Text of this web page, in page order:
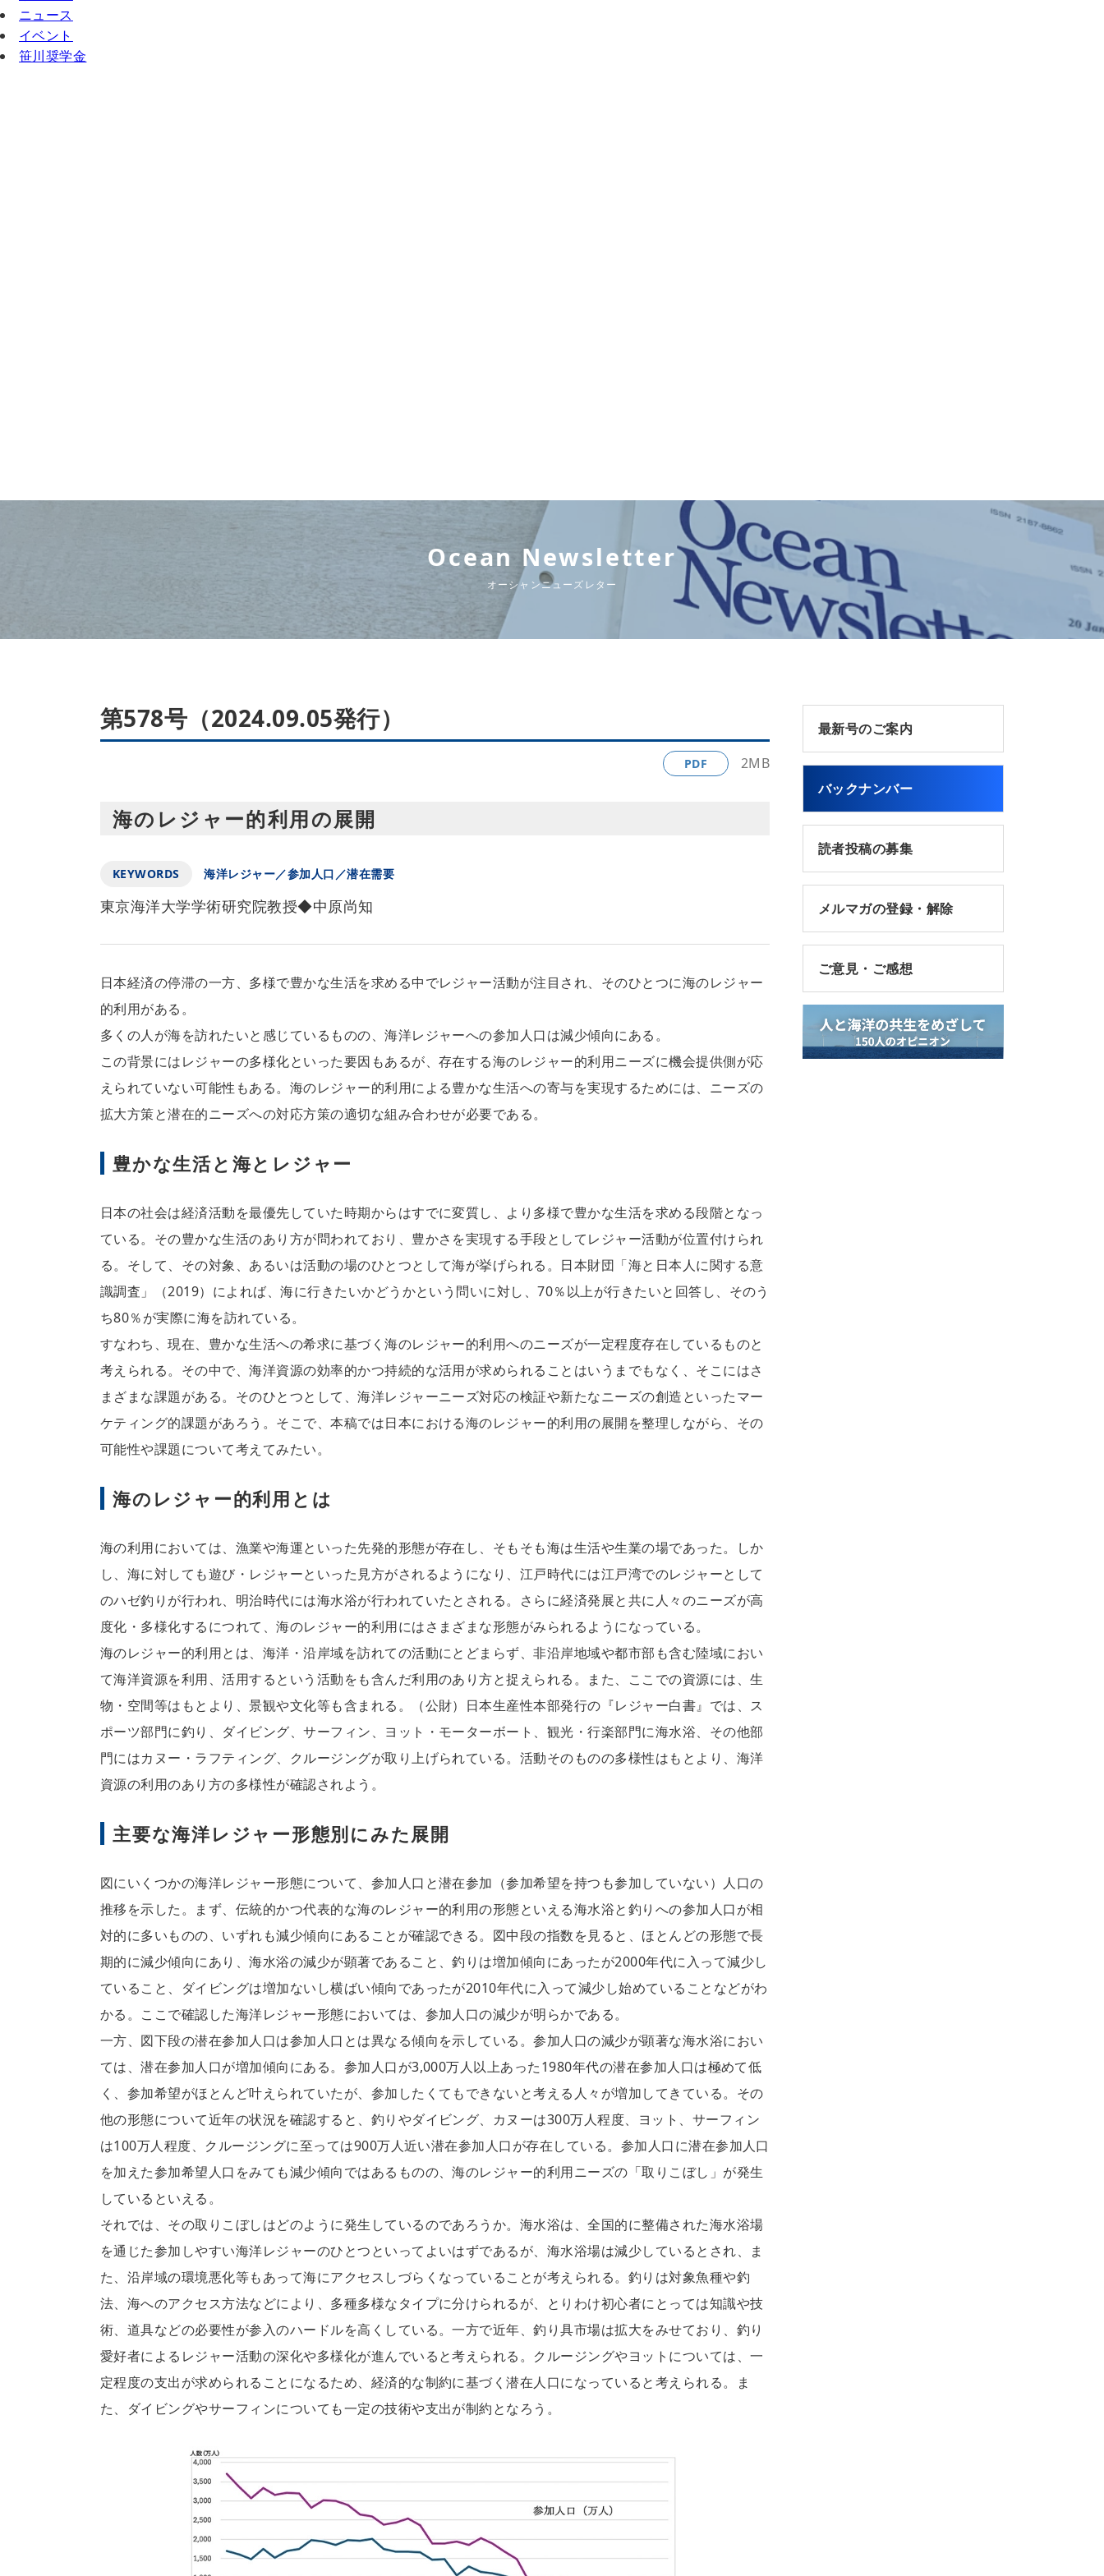
ニュース
イベント
笹川奨学金
Ocean Newsletter
オーシャンニューズレター
第578号（2024.09.05発行）
PDF 2MB
海のレジャー的利用の展開
KEYWORDS 海洋レジャー／参加人口／潜在需要
東京海洋大学学術研究院教授◆中原尚知
日本経済の停滞の一方、多様で豊かな生活を求める中でレジャー活動が注目され、そのひとつに海のレジャー
的利用がある。
多くの人が海を訪れたいと感じているものの、海洋レジャーへの参加人口は減少傾向にある。
この背景にはレジャーの多様化といった要因もあるが、存在する海のレジャー的利用ニーズに機会提供側が応
えられていない可能性もある。海のレジャー的利用による豊かな生活への寄与を実現するためには、ニーズの
拡大方策と潜在的ニーズへの対応方策の適切な組み合わせが必要である。
豊かな生活と海とレジャー
日本の社会は経済活動を最優先していた時期からはすでに変質し、より多様で豊かな生活を求める段階となっ
ている。その豊かな生活のあり方が問われており、豊かさを実現する手段としてレジャー活動が位置付けられ
る。そして、その対象、あるいは活動の場のひとつとして海が挙げられる。日本財団「海と日本人に関する意
識調査」（2019）によれば、海に行きたいかどうかという問いに対し、70％以上が行きたいと回答し、そのう
ち80％が実際に海を訪れている。
すなわち、現在、豊かな生活への希求に基づく海のレジャー的利用へのニーズが一定程度存在しているものと
考えられる。その中で、海洋資源の効率的かつ持続的な活用が求められることはいうまでもなく、そこにはさ
まざまな課題がある。そのひとつとして、海洋レジャーニーズ対応の検証や新たなニーズの創造といったマー
ケティング的課題があろう。そこで、本稿では日本における海のレジャー的利用の展開を整理しながら、その
可能性や課題について考えてみたい。
海のレジャー的利用とは
海の利用においては、漁業や海運といった先発的形態が存在し、そもそも海は生活や生業の場であった。しか
し、海に対しても遊び・レジャーといった見方がされるようになり、江戸時代には江戸湾でのレジャーとして
のハゼ釣りが行われ、明治時代には海水浴が行われていたとされる。さらに経済発展と共に人々のニーズが高
度化・多様化するにつれて、海のレジャー的利用にはさまざまな形態がみられるようになっている。
海のレジャー的利用とは、海洋・沿岸域を訪れての活動にとどまらず、非沿岸地域や都市部も含む陸域におい
て海洋資源を利用、活用するという活動をも含んだ利用のあり方と捉えられる。また、ここでの資源には、生
物・空間等はもとより、景観や文化等も含まれる。（公財）日本生産性本部発行の『レジャー白書』では、ス
ポーツ部門に釣り、ダイビング、サーフィン、ヨット・モーターボート、観光・行楽部門に海水浴、その他部
門にはカヌー・ラフティング、クルージングが取り上げられている。活動そのものの多様性はもとより、海洋
資源の利用のあり方の多様性が確認されよう。
主要な海洋レジャー形態別にみた展開
図にいくつかの海洋レジャー形態について、参加人口と潜在参加（参加希望を持つも参加していない）人口の
推移を示した。まず、伝統的かつ代表的な海のレジャー的利用の形態といえる海水浴と釣りへの参加人口が相
対的に多いものの、いずれも減少傾向にあることが確認できる。図中段の指数を見ると、ほとんどの形態で長
期的に減少傾向にあり、海水浴の減少が顕著であること、釣りは増加傾向にあったが2000年代に入って減少し
ていること、ダイビングは増加ないし横ばい傾向であったが2010年代に入って減少し始めていることなどがわ
かる。ここで確認した海洋レジャー形態においては、参加人口の減少が明らかである。
一方、図下段の潜在参加人口は参加人口とは異なる傾向を示している。参加人口の減少が顕著な海水浴におい
ては、潜在参加人口が増加傾向にある。参加人口が3,000万人以上あった1980年代の潜在参加人口は極めて低
く、参加希望がほとんど叶えられていたが、参加したくてもできないと考える人々が増加してきている。その
他の形態について近年の状況を確認すると、釣りやダイビング、カヌーは300万人程度、ヨット、サーフィン
は100万人程度、クルージングに至っては900万人近い潜在参加人口が存在している。参加人口に潜在参加人口
を加えた参加希望人口をみても減少傾向ではあるものの、海のレジャー的利用ニーズの「取りこぼし」が発生
しているといえる。
それでは、その取りこぼしはどのように発生しているのであろうか。海水浴は、全国的に整備された海水浴場
を通じた参加しやすい海洋レジャーのひとつといってよいはずであるが、海水浴場は減少しているとされ、ま
た、沿岸域の環境悪化等もあって海にアクセスしづらくなっていることが考えられる。釣りは対象魚種や釣
法、海へのアクセス方法などにより、多種多様なタイプに分けられるが、とりわけ初心者にとっては知識や技
術、道具などの必要性が参入のハードルを高くしている。一方で近年、釣り具市場は拡大をみせており、釣り
愛好者によるレジャー活動の深化や多様化が進んでいると考えられる。クルージングやヨットについては、一
定程度の支出が求められることになるため、経済的な制約に基づく潜在人口になっていると考えられる。ま
た、ダイビングやサーフィンについても一定の技術や支出が制約となろう。
最新号のご案内
バックナンバー
読者投稿の募集
メルマガの登録・解除
ご意見・ご感想